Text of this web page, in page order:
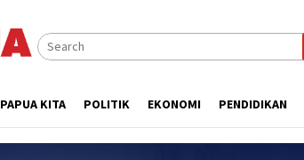
PAPUA KITA POLITIK EKONOMI PENDIDIKAN